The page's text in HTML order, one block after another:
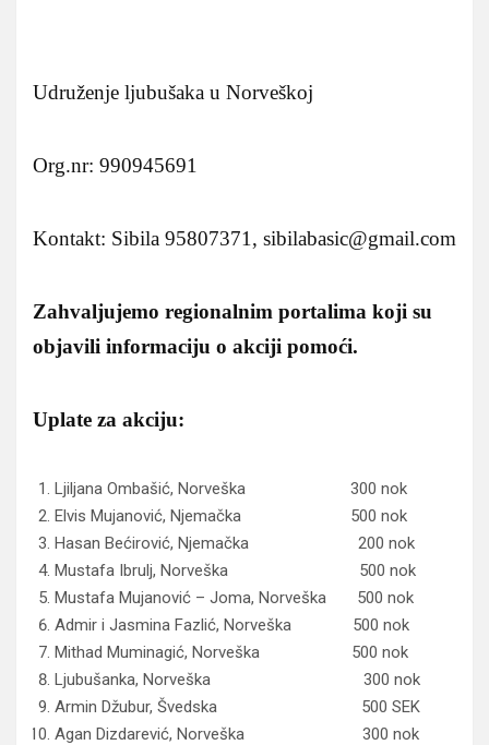
Udruženje ljubušaka u Norveškoj
Org.nr: 990945691
Kontakt: Sibila 95807371, sibilabasic@gmail.com
Zahvaljujemo regionalnim portalima koji su
objavili informaciju o akciji pomoći.
Uplate za akciju:
Ljiljana Ombašić, Norveška 300 nok
Elvis Mujanović, Njemačka 500 nok
Hasan Bećirović, Njemačka 200 nok
Mustafa Ibrulj, Norveška 500 nok
Mustafa Mujanović – Joma, Norveška 500 nok
Admir i Jasmina Fazlić, Norveška 500 nok
Mithad Muminagić, Norveška 500 nok
Ljubušanka, Norveška 300 nok
Armin Džubur, Švedska 500 SEK
Agan Dizdarević, Norveška 300 nok